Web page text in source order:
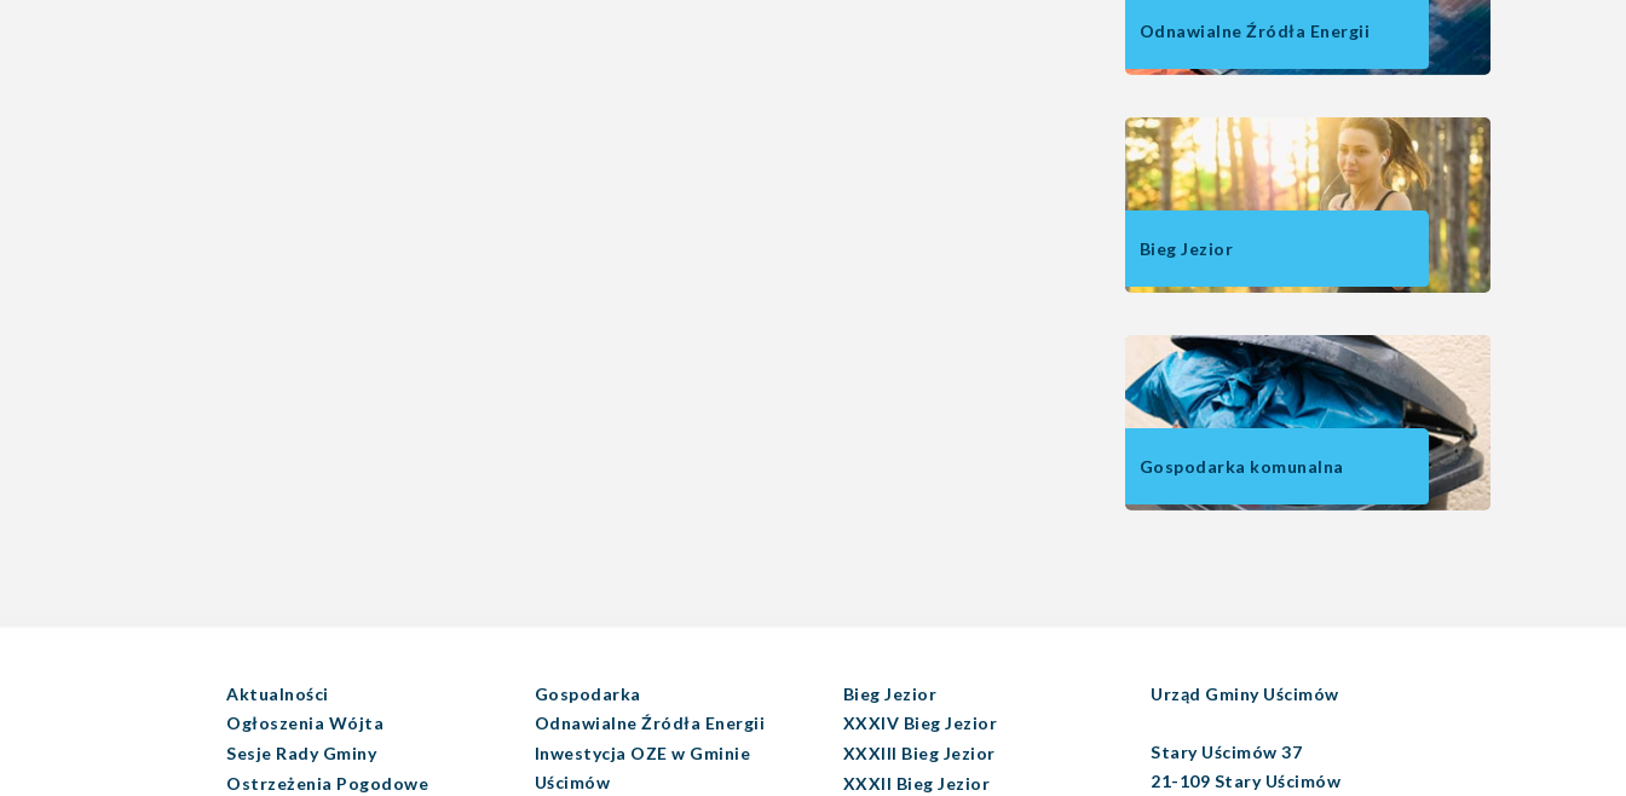
Odnawialne Źródła Energii
Bieg Jezior
Gospodarka komunalna
Aktualności
Ogłoszenia Wójta
Sesje Rady Gminy
Ostrzeżenia Pogodowe
Gospodarka
Odnawialne Źródła Energii
Inwestycja OZE w Gminie
Uścimów
Bieg Jezior
XXXIV Bieg Jezior
XXXIII Bieg Jezior
XXXII Bieg Jezior
Urząd Gminy Uścimów
Stary Uścimów 37
21-109 Stary Uścimów